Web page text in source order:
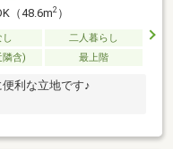
（48.6m2）
二人暮らし
隣含) 最上階
利な立地です♪